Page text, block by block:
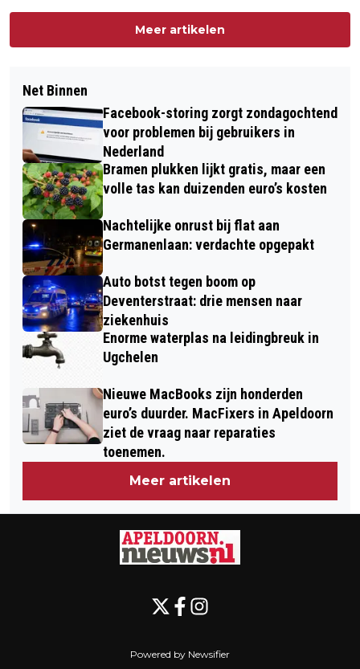
Meer artikelen
Net Binnen
Facebook-storing zorgt zondagochtend
voor problemen bij gebruikers in
Nederland
Bramen plukken lijkt gratis, maar een
volle tas kan duizenden euro’s kosten
Nachtelijke onrust bij flat aan
Germanenlaan: verdachte opgepakt
Auto botst tegen boom op
Deventerstraat: drie mensen naar
ziekenhuis
Enorme waterplas na leidingbreuk in
Ugchelen
Nieuwe MacBooks zijn honderden
euro’s duurder. MacFixers in Apeldoorn
ziet de vraag naar reparaties
toenemen.
Meer artikelen
Powered by Newsifier